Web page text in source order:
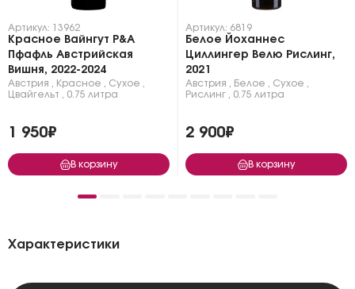
Артикул: 13962
Красное Вайнгут Р&A
Пфафль Австрийская
Вишня, 2022-2024
Австрия Красное Сухое
Цвайгельт
0.75 литра
1 950₽
В корзину
Артикул: 6819
Белое Йоханнес
Циллингер Велю Рислинг,
2021
Австрия Белое Сухое
Рислинг
0.75 литра
2 900₽
В корзину
Характеристики